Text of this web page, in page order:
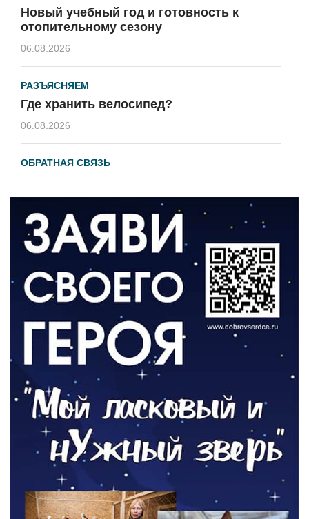
Новый учебный год и готовность к
отопительному сезону
06.08.2026
РАЗЪЯСНЯЕМ
Где хранить велосипед?
06.08.2026
ОБРАТНАЯ СВЯЗЬ
Администрация онлайн
ВЛАСТЬ
День памяти и «Симфония народов»
06.08.2026
Новый настил на экотропе
05.08.2026